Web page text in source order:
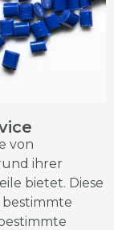
von
ihrer
bietet. Diese